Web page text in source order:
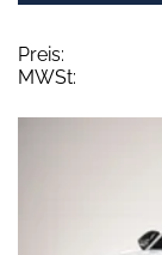
Preis:
MWSt: